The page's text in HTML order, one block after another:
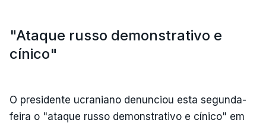
"Ataque russo demonstrativo e
cínico"
O presidente ucraniano denunciou esta segunda-
feira o "ataque russo demonstrativo e cínico" em